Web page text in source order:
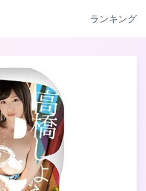
ランキング